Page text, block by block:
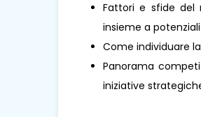
Fattori e sfide del
insieme a
Come individuare
Panorama
iniziative